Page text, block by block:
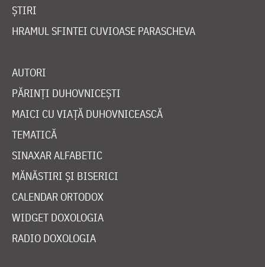
ȘTIRI
HRAMUL SFINTEI CUVIOASE PARASCHEVA
AUTORI
PĂRINȚI DUHOVNICEȘTI
MAICI CU VIAȚĂ DUHOVNICEASCĂ
TEMATICĂ
SINAXAR ALFABETIC
MĂNĂSTIRI ȘI BISERICI
CALENDAR ORTODOX
WIDGET DOXOLOGIA
RADIO DOXOLOGIA